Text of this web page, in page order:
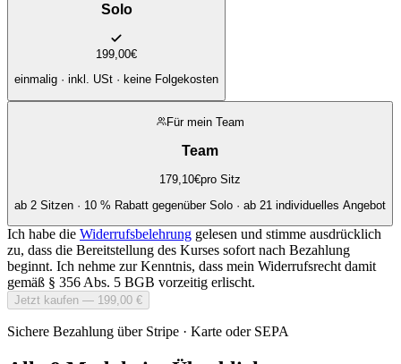
Solo
199,00€
einmalig · inkl. USt · keine Folgekosten
Für mein Team
Team
179,10€pro Sitz
ab 2 Sitzen · 10 % Rabatt gegenüber Solo · ab 21 individuelles Angebot
Ich habe die Widerrufsbelehrung gelesen und stimme ausdrücklich
zu, dass die Bereitstellung des Kurses sofort nach Bezahlung
beginnt. Ich nehme zur Kenntnis, dass mein Widerrufsrecht damit
gemäß § 356 Abs. 5 BGB vorzeitig erlischt.
Jetzt kaufen — 199,00 €
Sichere Bezahlung über Stripe · Karte oder SEPA